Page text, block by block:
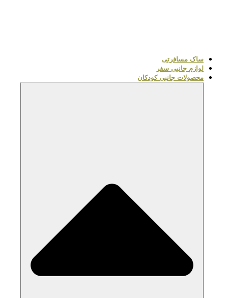
ساک مسافرتی
لوازم جانبی سفر
محصولات جانبی کودکان